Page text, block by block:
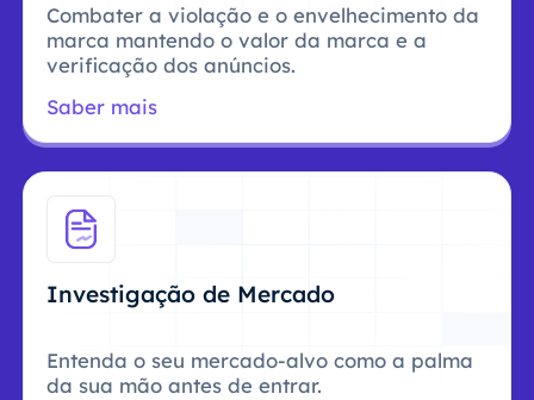
Combater a violação e o envelhecimento da
marca mantendo o valor da marca e a
verificação dos anúncios.
Saber mais
Investigação de Mercado
Entenda o seu mercado-alvo como a palma
da sua mão antes de entrar.